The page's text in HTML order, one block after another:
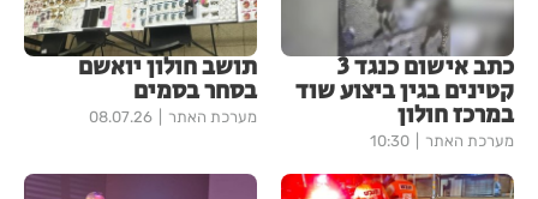
כתב אישום כנגד 3
קטינים בגין ביצוע שוד
במרכז חולון
מערכת האתר 10:30
תושב חולון יואשם
בסחר בסמים
מערכת האתר 08.07.26